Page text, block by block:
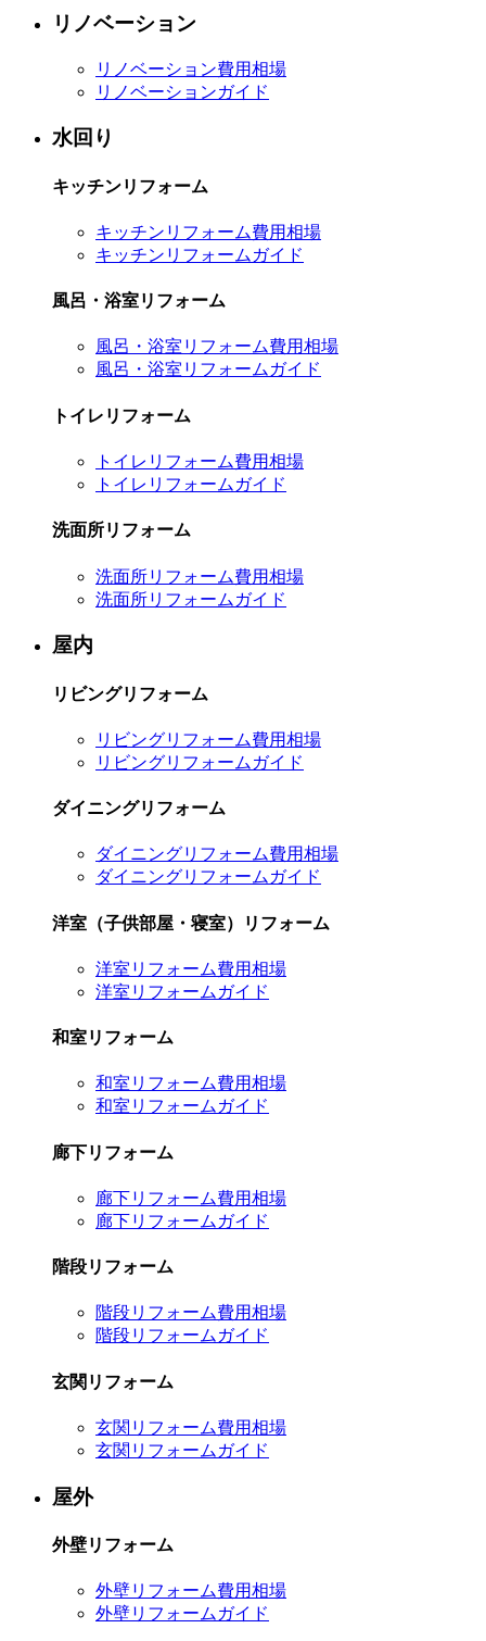
リノベーション
リノベーション費用相場
リノベーションガイド
水回り
キッチンリフォーム
キッチンリフォーム費用相場
キッチンリフォームガイド
風呂・浴室リフォーム
風呂・浴室リフォーム費用相場
風呂・浴室リフォームガイド
トイレリフォーム
トイレリフォーム費用相場
トイレリフォームガイド
洗面所リフォーム
洗面所リフォーム費用相場
洗面所リフォームガイド
屋内
リビングリフォーム
リビングリフォーム費用相場
リビングリフォームガイド
ダイニングリフォーム
ダイニングリフォーム費用相場
ダイニングリフォームガイド
洋室（子供部屋・寝室）リフォーム
洋室リフォーム費用相場
洋室リフォームガイド
和室リフォーム
和室リフォーム費用相場
和室リフォームガイド
廊下リフォーム
廊下リフォーム費用相場
廊下リフォームガイド
階段リフォーム
階段リフォーム費用相場
階段リフォームガイド
玄関リフォーム
玄関リフォーム費用相場
玄関リフォームガイド
屋外
外壁リフォーム
外壁リフォーム費用相場
外壁リフォームガイド